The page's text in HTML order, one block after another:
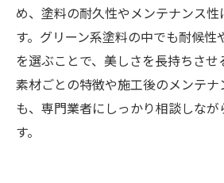
め、塗料の耐久性やメンテナンス
す。グリーン系塗料の中でも耐候性
を選ぶことで、美しさを長持ちさせ
素材ごとの特徴や施工後のメンテナ
も、専門業者にしっかり相談しな
す。